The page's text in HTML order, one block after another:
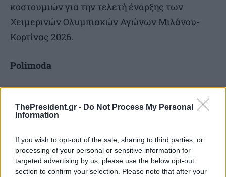
ThePresident.gr - Do Not Process My Personal
Information
If you wish to opt-out of the sale, sharing to third parties, or
processing of your personal or sensitive information for
targeted advertising by us, please use the below opt-out
section to confirm your selection. Please note that after your
κοστουμιών για την τελετή έναρξης των
Χειμερινών Ολυμπιακών Αγώνων Μιλάνου-
Κορτίνας 2026.
Polimoda
για την υψηλής ποιότητας εκπαίδευση που
Κατατάσσεται μεταξύ των καλύτερων σχολών
μόδας στον κόσμο και δεν είναι μόνο ένα
εκπαιδευτικό ίδρυμα, αλλά ένας δημιουργικός